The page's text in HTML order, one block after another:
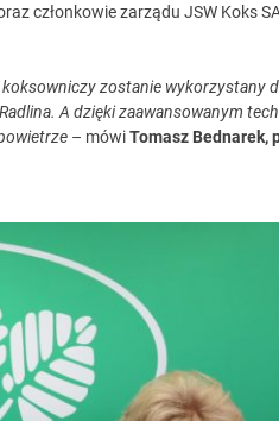
członkowie zarządu JSW Koks
zostanie wykorzystany
A dzięki zaawansowanym
– mówiTomasz Bednarek,